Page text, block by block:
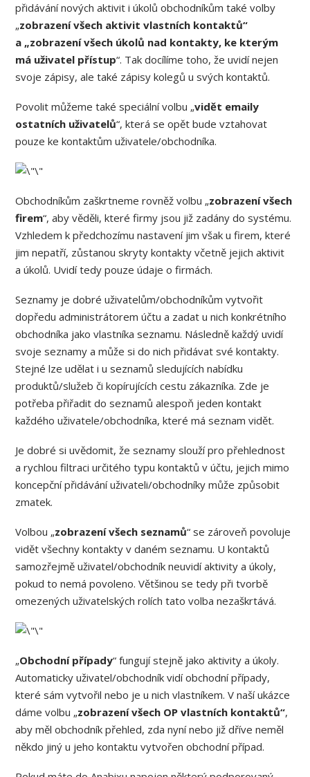
přidávání nových aktivit i úkolů obchodníkům také volby
„zobrazení všech aktivit vlastních kontaktů“
a „zobrazení všech úkolů nad kontakty, ke kterým
má uživatel přístup“. Tak docílíme toho, že uvidí nejen
svoje zápisy, ale také zápisy kolegů u svých kontaktů.
Povolit můžeme také speciální volbu „vidět emaily
ostatních uživatelů“, která se opět bude vztahovat
pouze ke kontaktům uživatele/obchodníka.
Obchodníkům zaškrtneme rovněž volbu „zobrazení všech
firem“, aby věděli, které firmy jsou již zadány do systému.
Vzhledem k předchozímu nastavení jim však u firem, které
jim nepatří, zůstanou skryty kontakty včetně jejich aktivit
a úkolů. Uvidí tedy pouze údaje o firmách.
Seznamy je dobré uživatelům/obchodníkům vytvořit
dopředu administrátorem účtu a zadat u nich konkrétního
obchodníka jako vlastníka seznamu. Následně každý uvidí
svoje seznamy a může si do nich přidávat své kontakty.
Stejné lze udělat i u seznamů sledujících nabídku
produktů/služeb či kopírujících cestu zákazníka. Zde je
potřeba přiřadit do seznamů alespoň jeden kontakt
každého uživatele/obchodníka, které má seznam vidět.
Je dobré si uvědomit, že seznamy slouží pro přehlednost
a rychlou filtraci určitého typu kontaktů v účtu, jejich mimo
koncepční přidávání uživateli/obchodníky může způsobit
zmatek.
Volbou „zobrazení všech seznamů“ se zároveň povoluje
vidět všechny kontakty v daném seznamu. U kontaktů
samozřejmě uživatel/obchodník neuvidí aktivity a úkoly,
pokud to nemá povoleno. Většinou se tedy při tvorbě
omezených uživatelských rolích tato volba nezaškrtává.
„Obchodní případy“ fungují stejně jako aktivity a úkoly.
Automaticky uživatel/obchodník vidí obchodní případy,
které sám vytvořil nebo je u nich vlastníkem. V naší ukázce
dáme volbu „zobrazení všech OP vlastních kontaktů“,
aby měl obchodník přehled, zda nyní nebo již dříve neměl
někdo jiný u jeho kontaktu vytvořen obchodní případ.